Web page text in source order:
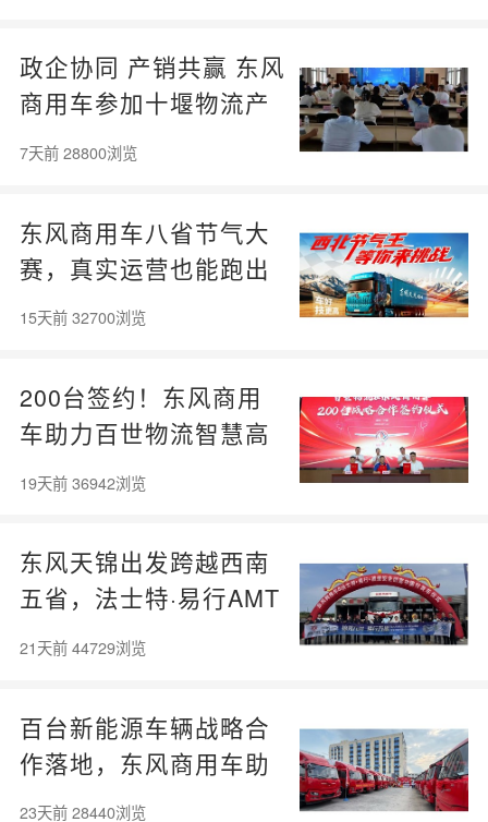
政企协同 产销共赢 东风
商用车参加十堰物流产
销对接会现场签约130
7天前 28800浏览
东风商用车八省节气大
赛，真实运营也能跑出
理想数据！
15天前 32700浏览
200台签约！东风商用
车助力百世物流智慧高
效快运
19天前 36942浏览
东风天锦出发跨越西南
五省，法士特·易行AMT
挑战极限路考
21天前 44729浏览
百台新能源车辆战略合
作落地，东风商用车助
力跨境电商物流绿色升
23天前 28440浏览